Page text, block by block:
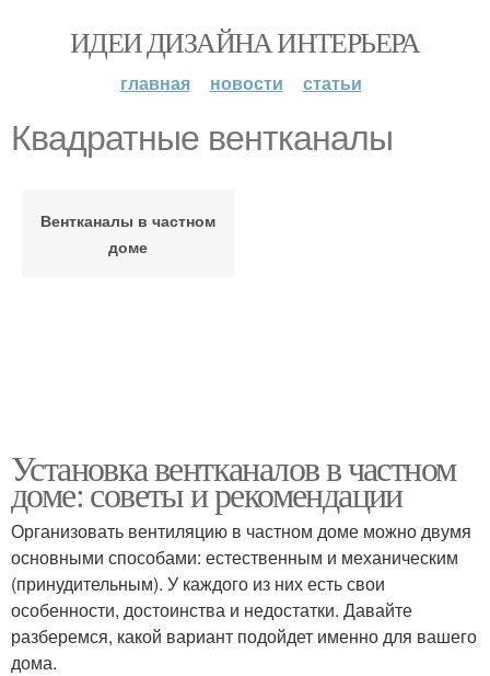
ИДЕИ ДИЗАЙНА ИНТЕРЬЕРА
главная новости статьи
Квадратные вентканалы
Вентканалы в частном
доме
Установка вентканалов в частном
доме: советы и рекомендации
Организовать вентиляцию в частном доме можно двумя
основными способами: естественным и механическим
(принудительным). У каждого из них есть свои
особенности, достоинства и недостатки. Давайте
разберемся, какой вариант подойдет именно для вашего
дома.